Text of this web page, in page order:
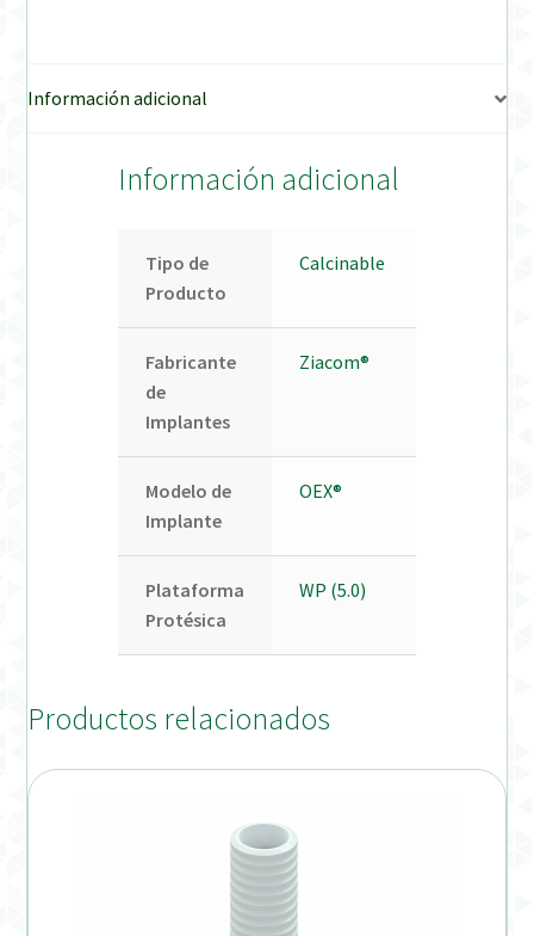
Información adicional
Información adicional
Tipo de
Producto
Calcinable
Fabricante
de
Implantes
Ziacom®
Modelo de
Implante
OEX®
Plataforma
Protésica
WP (5.0)
Productos relacionados